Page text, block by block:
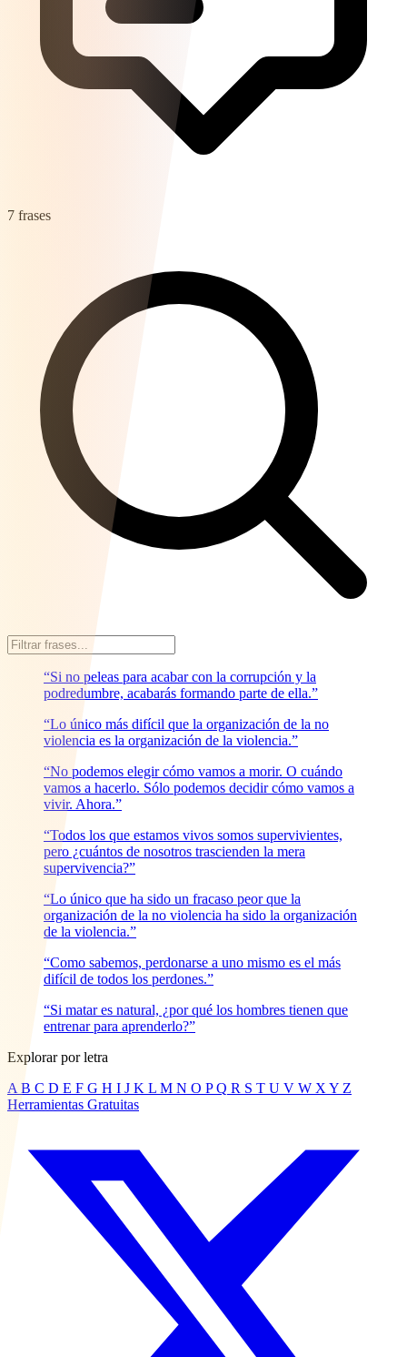
7 frases
“Si no peleas para acabar con la corrupción y la
podredumbre, acabarás formando parte de ella.”
“Lo único más difícil que la organización de la no
violencia es la organización de la violencia.”
“No podemos elegir cómo vamos a morir. O cuándo
vamos a hacerlo. Sólo podemos decidir cómo vamos a
vivir. Ahora.”
“Todos los que estamos vivos somos supervivientes,
pero ¿cuántos de nosotros trascienden la mera
supervivencia?”
“Lo único que ha sido un fracaso peor que la
organización de la no violencia ha sido la organización
de la violencia.”
“Como sabemos, perdonarse a uno mismo es el más
difícil de todos los perdones.”
“Si matar es natural, ¿por qué los hombres tienen que
entrenar para aprenderlo?”
Explorar por letra
A B C D E F G H I J K L M N O P Q R S T U V W X Y Z
Herramientas Gratuitas